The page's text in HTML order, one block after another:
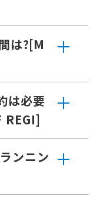
は?[M
は必要
REGI]
ンニン